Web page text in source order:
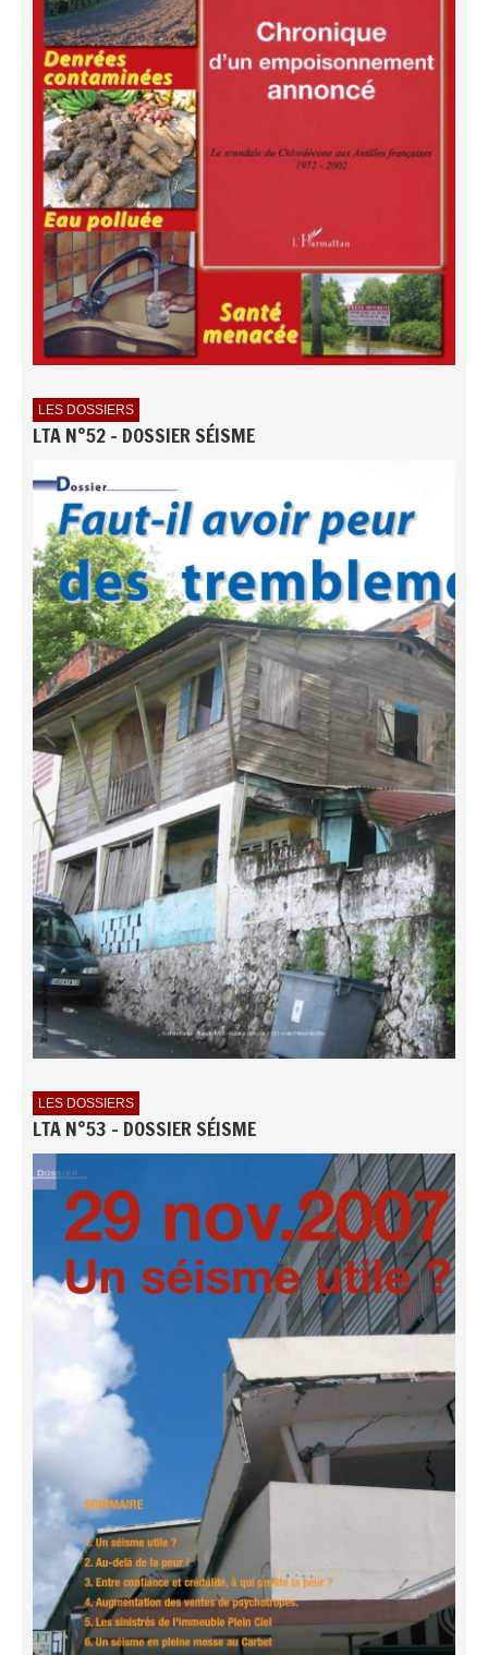
LES DOSSIERS
LTA N°52 - DOSSIER SÉISME
LES DOSSIERS
LTA N°53 - DOSSIER SÉISME